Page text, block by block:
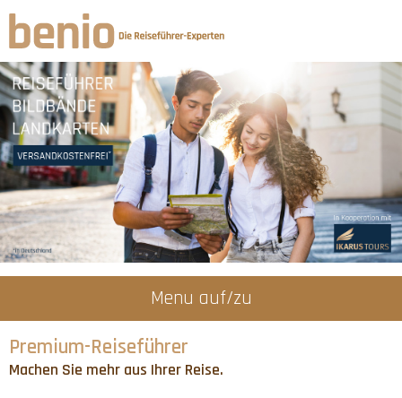
Menu auf/zu
Premium-Reiseführer
Machen Sie mehr aus Ihrer Reise.